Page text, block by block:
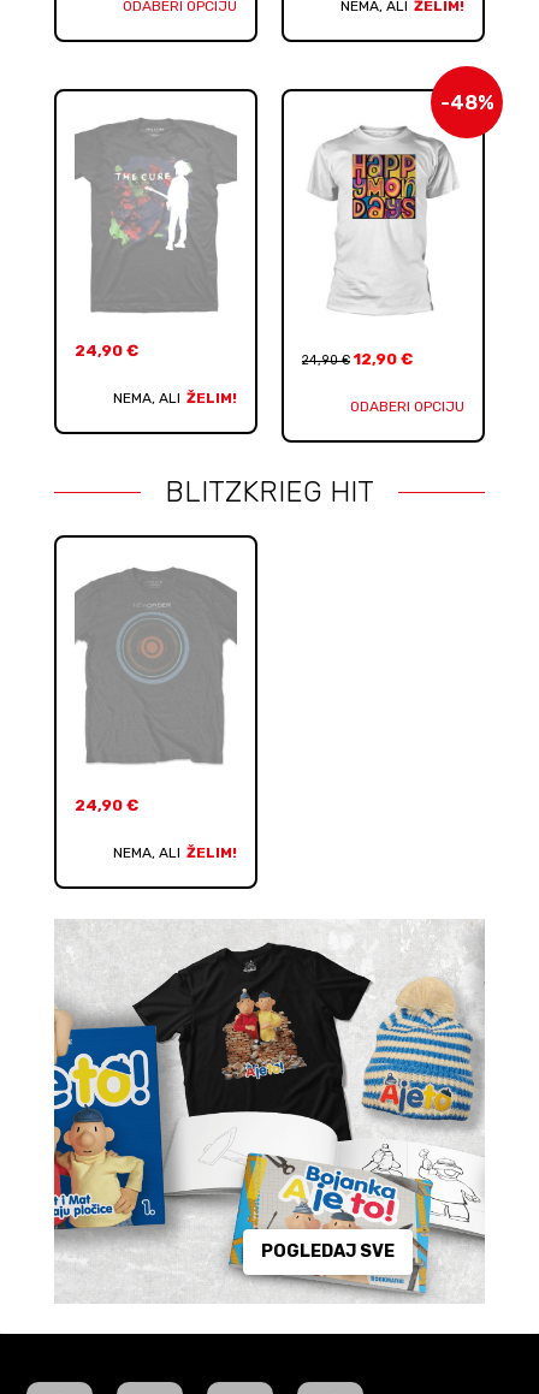
ODABERI OPCIJU NEMA, ALI ŽELIM!
24,90 €
NEMA, ALI ŽELIM!
-48%
24,90€ 12,90 €
ODABERI OPCIJU
BLITZKRIEG HIT
24,90 €
NEMA, ALI ŽELIM!
POGLEDAJ SVE